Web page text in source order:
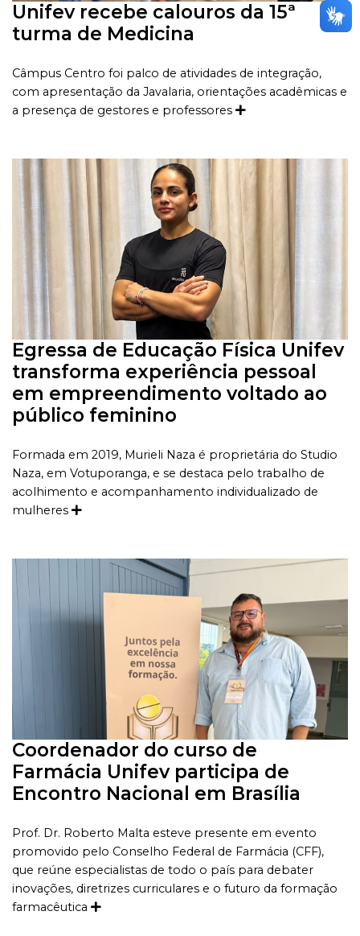
Unifev recebe calouros da 15ª
turma de Medicina
Câmpus Centro foi palco de atividades de integração,
com apresentação da Javalaria, orientações acadêmicas e
a presença de gestores e professores
Egressa de Educação Física Unifev
transforma experiência pessoal
em empreendimento voltado ao
público feminino
Formada em 2019, Murieli Naza é proprietária do Studio
Naza, em Votuporanga, e se destaca pelo trabalho de
acolhimento e acompanhamento individualizado de
mulheres
Coordenador do curso de
Farmácia Unifev participa de
Encontro Nacional em Brasília
Prof. Dr. Roberto Malta esteve presente em evento
promovido pelo Conselho Federal de Farmácia (CFF),
que reúne especialistas de todo o país para debater
inovações, diretrizes curriculares e o futuro da formação
farmacêutica